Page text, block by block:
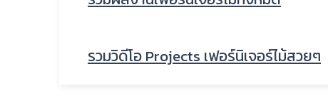
รวมวิดีโอ Projects เฟอร์นิเจอร์ไม้สวยๆ